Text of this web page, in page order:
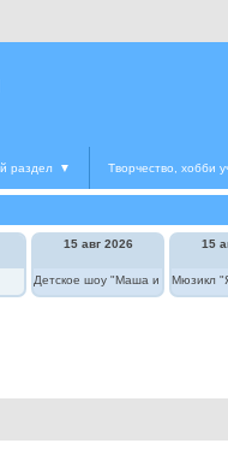
раздел ▼ Творчество, хобби
15 авг 2026
Детское шоу "Маша и Медведь в
15
Мюзикл